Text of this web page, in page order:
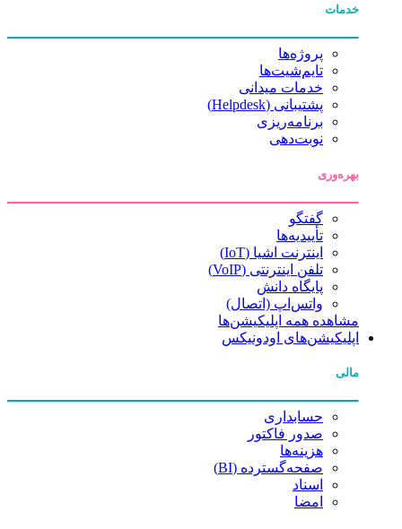
خدمات
پروژه‌ها
تایم‌شیت‌ها
خدمات میدانی
پشتیبانی (Helpdesk)
برنامه‌ریزی
نوبت‌دهی
بهره‌وری
گفتگو
تأییدیه‌ها
اینترنت اشیا (IoT)
تلفن اینترنتی (VoIP)
پایگاه دانش
واتس‌اپ (اتصال)
مشاهده همه اپلیکیشن‌ها
اپلیکیشن‌های اودونیکس
مالی
حسابداری
صدور فاکتور
هزینه‌ها
صفحه‌گسترده (BI)
اسناد
امضا